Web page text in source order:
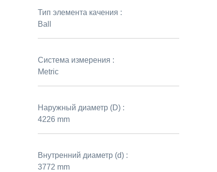
Тип элемента качения :
Ball
Система измерения :
Metric
Наружный диаметр (D) :
4226 mm
Внутренний диаметр (d) :
3772 mm